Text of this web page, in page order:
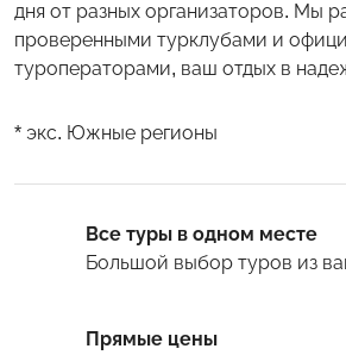
дня от разных организаторов. Мы
проверенными турклубами и
туроператорами, ваш отдых в
* экс. Южные регионы
Все туры в одном месте
Большой выбор туров из
Прямые цены